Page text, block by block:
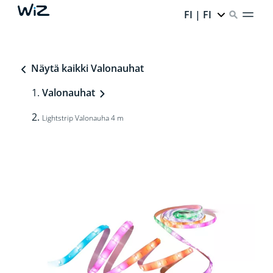
FI | FI
Näytä kaikki Valonauhat
Valonauhat
Lightstrip Valonauha 4 m